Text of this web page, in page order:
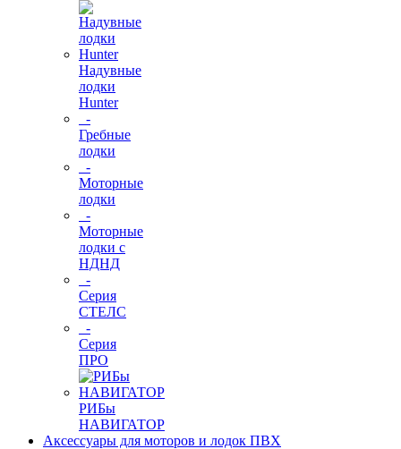
Надувные
лодки
Hunter
-
Гребные
лодки
-
Моторные
лодки
-
Моторные
лодки с
НДНД
-
Серия
СТЕЛС
-
Серия
ПРО
РИБы
НАВИГАТОР
Аксессуары для моторов и лодок ПВХ